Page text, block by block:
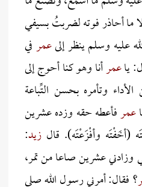
ما أحاذر فوته لضربتُ بسيفي
عليه وسلم ينظر إلىعمرفي
ياعمرأنا وهو كنا أحوج إلى
وتأمره بحسن التِّباعة
عمرفأعطه حقه وزده عشرين
(أخَفْتَه وأفْزَعْتَه). قال زيد:
وزادني عشرين صاعا من تمر،
؟ فقال: أمرني رسول الله صلى